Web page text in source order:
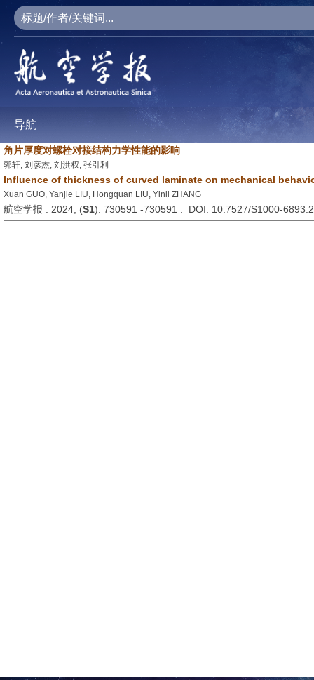
导航
角片厚度对螺栓对接结构力学性能的影响
郭轩, 刘彦杰, 刘洪权, 张引利
Influence of thickness of curved laminate on mechanical
Xuan GUO, Yanjie LIU, Hongquan LIU, Yinli ZHANG
航空学报 . 2024, (S1): 730591 -730591 . DOI: 10.7527/S1000-